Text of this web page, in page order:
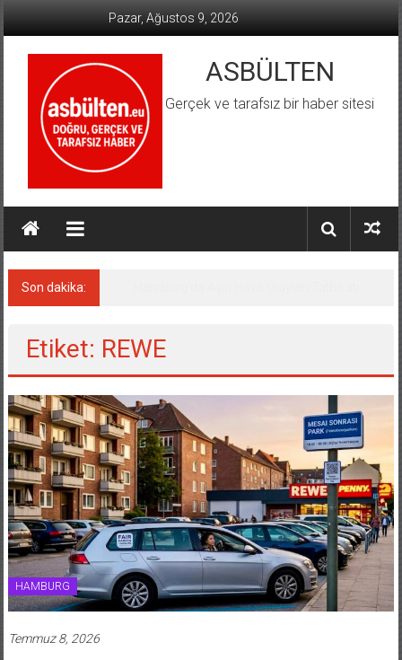
Pazar, Ağustos 9, 2026
ASBÜLTEN
Gerçek ve tarafsız bir haber sitesi
Son dakika:
Etiket: REWE
HAMBURG
Temmuz 8, 2026